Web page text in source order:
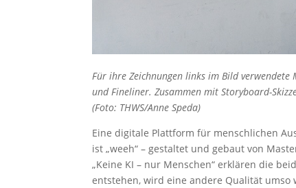
Für ihre Zeichnungen links im Bild
und Fineliner. Zusammen mit Storyboard-
(Foto: THWS/Anne Speda)
Eine digitale Plattform für menschlichen
ist „weeh“ – gestaltet und gebaut von
„Keine KI – nur Menschen“ erklären die
entstehen, wird eine andere Qualität umso